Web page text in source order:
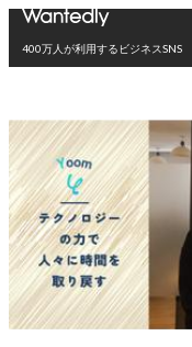
400万人が利用するビジネスSNS